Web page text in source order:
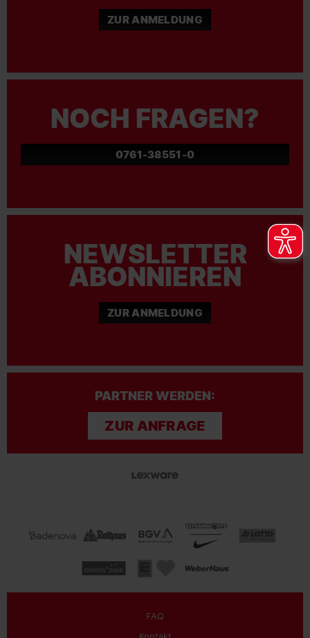
ZUR ANMELDUNG
NOCH FRAGEN?
0761-38551-0
NEWSLETTER
ABONNIEREN
ZUR ANMELDUNG
PARTNER WERDEN:
ZUR ANFRAGE
FAQ